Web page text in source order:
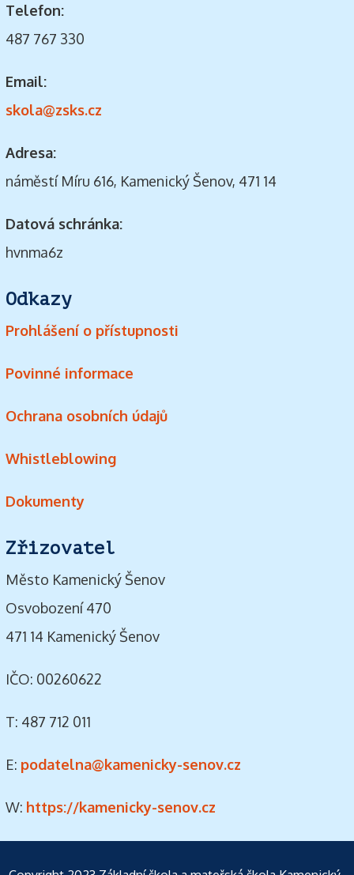
Telefon:
487 767 330
Email:
skola@zsks.cz
Adresa:
náměstí Míru 616, Kamenický Šenov, 471 14
Datová schránka:
hvnma6z
Odkazy
Prohlášení o přístupnosti
Povinné informace
Ochrana osobních údajů
Whistleblowing
Dokumenty
Zřizovatel
Město Kamenický Šenov
Osvobození 470
471 14 Kamenický Šenov
IČO: 00260622
T: 487 712 011
E: podatelna@kamenicky-senov.cz
W: https://kamenicky-senov.cz